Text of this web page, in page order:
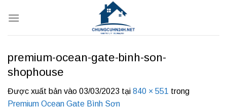
qua
premium-ocean-gate-binh-son-
shophouse
Được xuất bản vào 03/03/2023 tại 840 × 551 trong
Premium Ocean Gate Bình Sơn